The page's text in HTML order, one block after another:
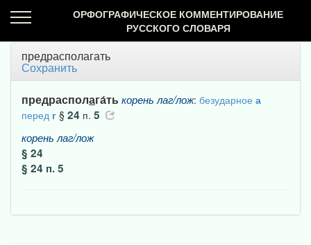
ОРФОГРАФИЧЕСКОЕ КОММЕНТИРОВАНИЕ
РУССКОГО СЛОВАРЯ
предрасполагать
Сохранить
предрасполага́тькорень лаг/лож: безударное а
перед г § 24 п. 5
корень лаг/лож
§ 24
§ 24 п. 5